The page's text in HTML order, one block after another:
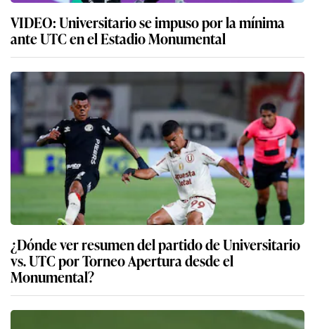
VIDEO: Universitario se impuso por la mínima
ante UTC en el Estadio Monumental
¿Dónde ver resumen del partido de Universitario
vs. UTC por Torneo Apertura desde el
Monumental?